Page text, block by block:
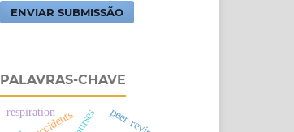
ENVIAR SUBMISSÃO
PALAVRAS-CHAVE
peer review
nurses
accidents
respiration